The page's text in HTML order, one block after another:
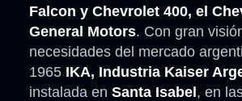
Falcon y Chevrolet 400, el
General Motors. Con gran
necesidades del mercado
1965 IKA, Industria Kaiser
instalada en Santa Isabel, en